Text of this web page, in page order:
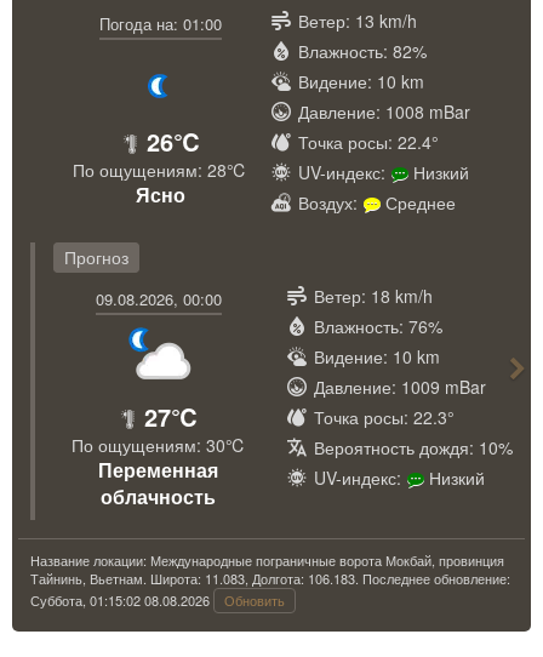
Погода на: 01:00
26℃
По ощущениям: 28℃
Ясно
Ветер: 13 km/h
Влажность: 82%
Видение: 10 km
Давление: 1008 mBar
Точка росы: 22.4°
UV-индекс:
Низкий
Воздух:
Среднее
Прогноз
09.08.2026, 00:00
27℃
По ощущениям: 30℃
Переменная
облачность
Ветер: 18 km/h
Влажность: 76%
Видение: 10 km
Давление: 1009 mBar
Точка росы: 22.3°
Вероятность дождя: 10%
UV-индекс:
Низкий
Название локации: Международные пограничные ворота Мокбай, провинция
Тайнинь, Вьетнам. Широта: 11.083, Долгота: 106.183. Последнее обновление:
Суббота, 01:15:02 08.08.2026
Обновить